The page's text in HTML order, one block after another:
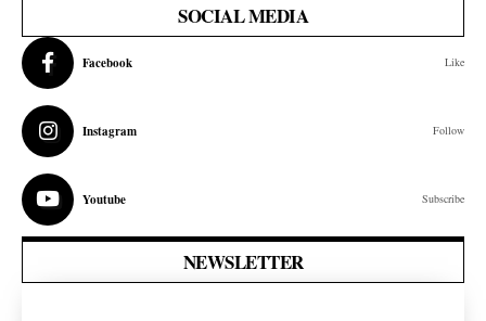
SOCIAL MEDIA
Facebook Like
Instagram Follow
Youtube Subscribe
NEWSLETTER